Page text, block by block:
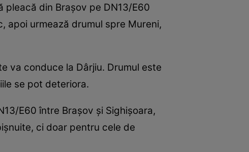
pleacă din Brașov pe DN13/E60
apoi urmează drumul spre Mureni,
va conduce la Dârjiu. Drumul este
se pot deteriora.
E60 între Brașov și Sighișoara,
ci doar pentru cele de